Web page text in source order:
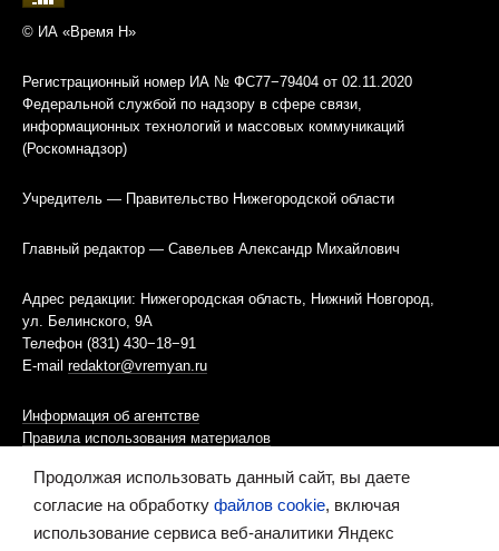
© ИА «Время Н»
Регистрационный номер ИА № ФС77−79404 от 02.11.2020
Федеральной службой по надзору в сфере связи,
информационных технологий и массовых коммуникаций
(Роскомнадзор)
Учредитель — Правительство Нижегородской области
Главный редактор — Савельев Александр Михайлович
Адрес редакции: Нижегородская область, Нижний Новгород,
ул. Белинского, 9А
Телефон (831) 430−18−91
E-mail redaktor@vremyan.ru
Информация об агентстве
Правила использования материалов
Информационная политика использования «cookies»-файлов
Ресурс содержит материалы 16+
Продолжая использовать данный сайт, вы даете
согласие на обработку файлов cookie, включая
использование сервиса веб-аналитики Яндекс